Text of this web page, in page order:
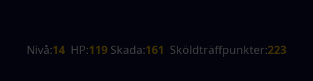
Nivå:14 HP:119 Skada:161 Sköldträffpunkter:223